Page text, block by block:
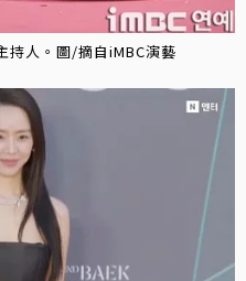
持人。圖/摘自iMBC演藝